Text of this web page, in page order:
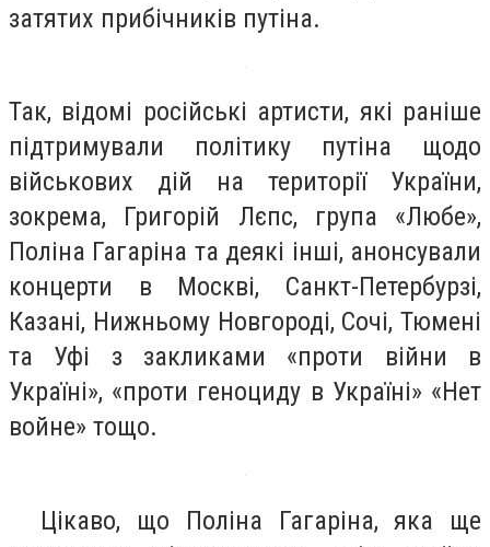
затятих прибічників путіна.
Так, відомі російські артисти, які раніше
підтримували політику путіна щодо
військових дій на території України,
зокрема, Григорій Лєпс, група «Любе»,
Поліна Гагаріна та деякі інші, анонсували
концерти в Москві, Санкт-Петербурзі,
Казані, Нижньому Новгороді, Сочі, Тюмені
та Уфі з закликами «проти війни в
Україні», «проти геноциду в Україні» «Нет
войне» тощо.
Цікаво, що Поліна Гагаріна, яка ще